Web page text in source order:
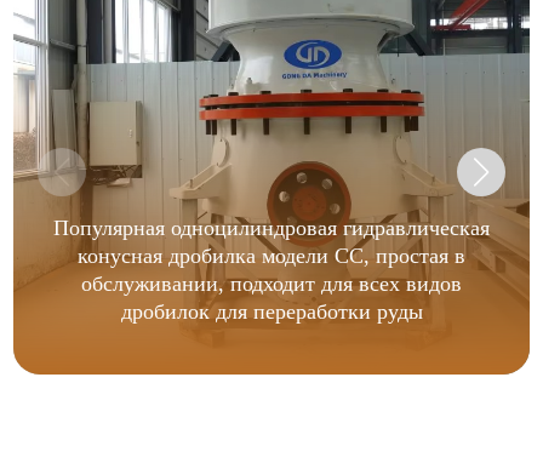
Популярная одноцилиндровая гидравлическая
конусная дробилка модели CC, простая в
обслуживании, подходит для всех видов
дробилок для переработки руды